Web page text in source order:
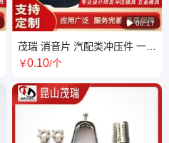
 00:17
茂瑞 消音片 汽配类冲压件 一站
采购 操作简单 商家服务专业 用
￥0.10/个